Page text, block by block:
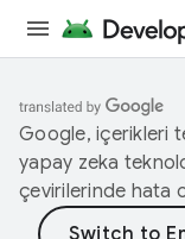
Google, içerikleri
yapay zeka
çevirilerinde hata